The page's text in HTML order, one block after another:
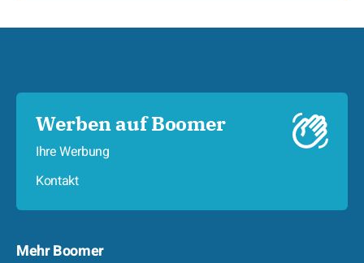
Werben auf Boomer
Ihre Werbung
Kontakt
Mehr Boomer